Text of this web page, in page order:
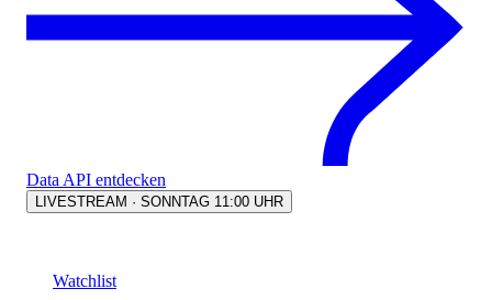
Data API entdecken
LIVESTREAM · SONNTAG 11:00 UHR
Watchlist